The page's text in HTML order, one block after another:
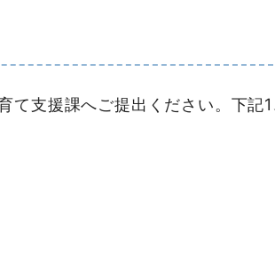
支援課へご提出ください。下記1